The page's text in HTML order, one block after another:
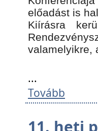
előadást is
Kiírásra
valamelyikre,
...
Tovább
11. heti